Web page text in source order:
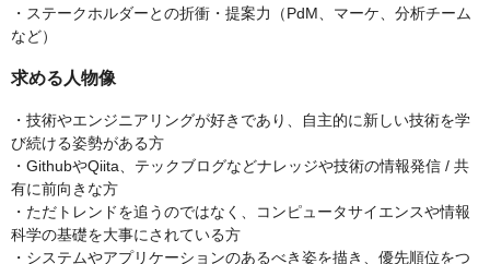
・ステークホルダーとの折衝・提案力（PdM、マーケ、分析チーム
など）
求める人物像
・技術やエンジニアリングが好きであり、自主的に新しい技術を学
び続ける姿勢がある方
・GithubやQiita、テックブログなどナレッジや技術の情報発信 / 共
有に前向きな方
・ただトレンドを追うのではなく、コンピュータサイエンスや情報
科学の基礎を大事にされている方
・システムやアプリケーションのあるべき姿を描き、優先順位をつ